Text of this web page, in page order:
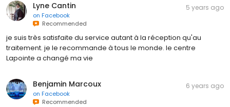
Lyne Cantin
on Facebook
Recommended
5 years ago
je suis très satisfaite du service autant à la réception qu'au
traitement. je le recommande à tous le monde. le centre
Lapointe a changé ma vie
Benjamin Marcoux
on Facebook
Recommended
6 years ago